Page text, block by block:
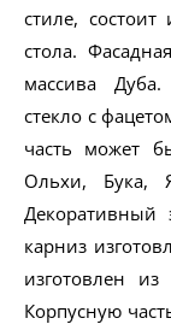
стиле,
стола.
массива
стекло с
часть может
Ольхи, Бука,
Декоративный
карниз
изготовлен
Корпусную